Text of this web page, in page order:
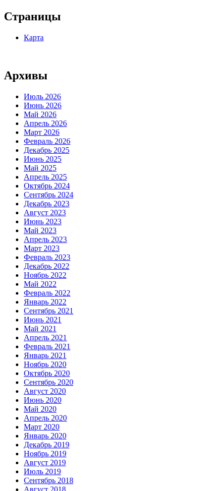
Страницы
Карта
Архивы
Июль 2026
Июнь 2026
Май 2026
Апрель 2026
Март 2026
Февраль 2026
Декабрь 2025
Июнь 2025
Май 2025
Апрель 2025
Октябрь 2024
Сентябрь 2024
Декабрь 2023
Август 2023
Июнь 2023
Май 2023
Апрель 2023
Март 2023
Февраль 2023
Декабрь 2022
Ноябрь 2022
Май 2022
Февраль 2022
Январь 2022
Сентябрь 2021
Июнь 2021
Май 2021
Апрель 2021
Февраль 2021
Январь 2021
Ноябрь 2020
Октябрь 2020
Сентябрь 2020
Август 2020
Июнь 2020
Май 2020
Апрель 2020
Март 2020
Январь 2020
Декабрь 2019
Ноябрь 2019
Август 2019
Июль 2019
Сентябрь 2018